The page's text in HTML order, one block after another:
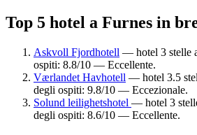
Top 5 hotel a Furnes in
Askvoll Fjordhotell — hotel 3 stelle
ospiti: 8.8/10 — Eccellente.
Værlandet Havhotell — hotel 3.5
degli ospiti: 9.8/10 — Eccezionale.
Solund leilighetshotel — hotel 3
degli ospiti: 8.6/10 — Eccellente.